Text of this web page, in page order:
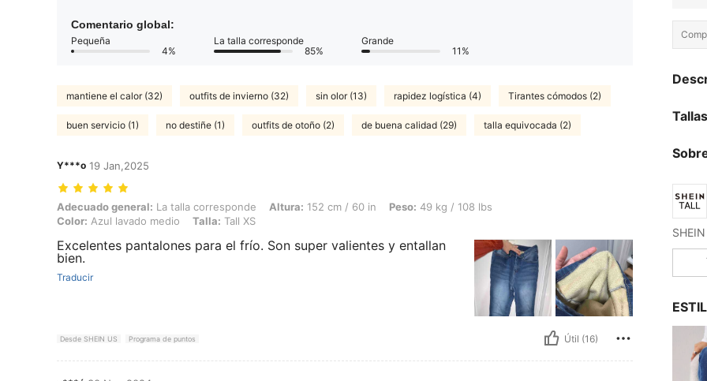
Comentario global:
Pequeña
4%
La talla corresponde
85%
Grande
11%
mantiene el calor (32) outfits de invierno (32) sin olor (13) rapidez logística (4) Tirantes cómodos (2)
buen servicio (1) no destiñe (1) outfits de otoño (2) de buena calidad (29) talla equivocada (2)
Y***o 19 Jan,2025
Adecuado general: La talla corresponde, Altura: 152 cm / 60 in, Peso: 49 kg / 108 lbs, Color: Azul lavado medio, Talla: Tall XS
Adecuado general: La talla corresponde Altura: 152 cm / 60 in Peso: 49 kg / 108 lbs
Color: Azul lavado medio Talla: Tall XS
Excelentes pantalones para el frío. Son super valientes y entallan
bien.
Traducir
Desde SHEIN US Programa de puntos Útil (16)